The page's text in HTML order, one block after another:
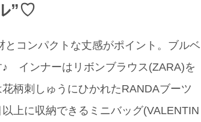
”♡
コンパクトな丈感がポイント。ブルベ
インナーはリボンブラウス(ZARA)を
柄刺しゅうにひかれたRANDAブーツ
上に収納できるミニバッグ(VALENTIN